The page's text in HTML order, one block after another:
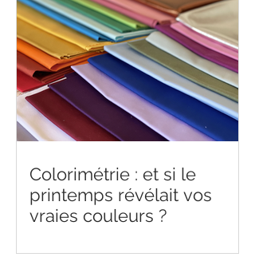
Colorimétrie : et si le
printemps révélait vos
vraies couleurs ?